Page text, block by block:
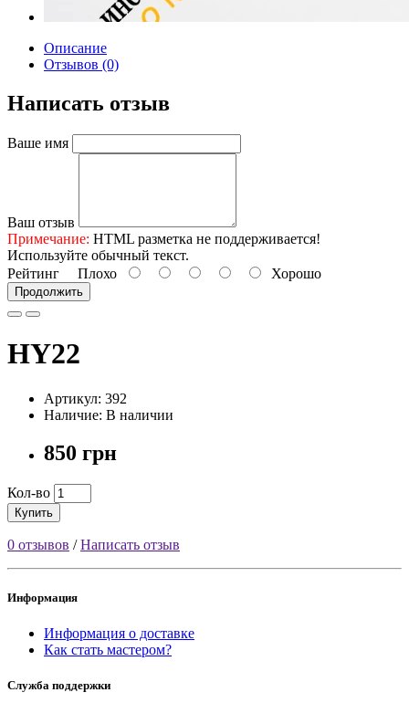
Описание
Отзывов (0)
Написать отзыв
Ваше имя
Ваш отзыв
Примечание: HTML разметка не поддерживается!
Используйте обычный текст.
Рейтинг Плохо Хорошо
Продолжить
HY22
Артикул: 392
Наличие: В наличии
850 грн
Кол-во
Купить
0 отзывов /Написать отзыв
Информация
Информация о доставке
Как стать мастером?
Служба поддержки